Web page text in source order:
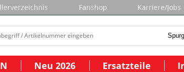
Fanshop Karriere/Jobs
Neu 2026 Ersatzteile